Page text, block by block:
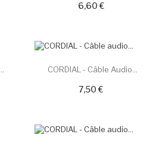
6,60 €
CORDIAL - Câble Audio...
7,50 €